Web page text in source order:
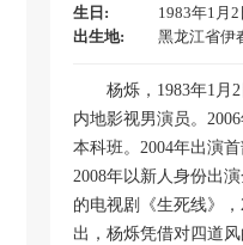
生日:
1983年1月2
出生地:
黑龙江省伊
杨烁，1983年1月
内地影视男演员。
本科班。2004年出演
2008年以新人身份出
的电视剧《生死线》
出，杨烁凭借对四道